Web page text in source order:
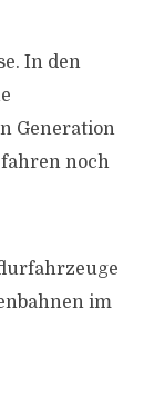
In den
Generation
noch
im